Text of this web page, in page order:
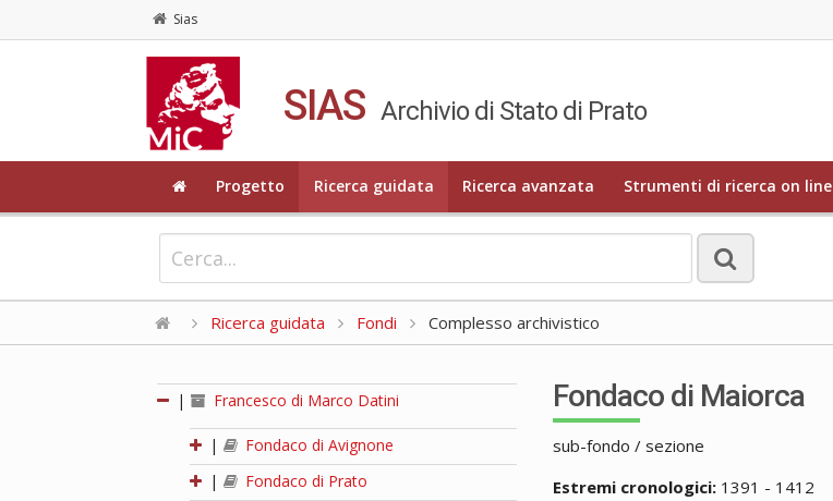
Sias
SIAS Archivio di Stato di Prato
Progetto Ricerca guidata Ricerca avanzata Strumenti di ricerca on line
Ricerca guidata Fondi Complesso archivistico
| Francesco di Marco Datini
|
Fondaco di Avignone
|
Fondaco di Prato
Fondaco di Maiorca
sub-fondo / sezione
Estremi cronologici: 1391 - 1412